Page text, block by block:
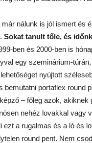
nálunk is jól ismert és
. Sokat tanult tőle, és
ben és 2000-ben is
egy szeminárium-
nyújtott
bemutatni portaflex round
– főleg azok, akiknek
nehéz lovakkal vagy
ezt a rugalmas és a ló és
round pent. Nem